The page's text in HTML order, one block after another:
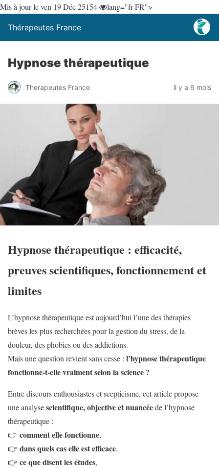
Mis à jour le ven 19 Déc 25154 lang="fr-FR">
Thérapeutes France
Hypnose thérapeutique
Therapeutes France il y a 6 mois
Hypnose thérapeutique : efficacité,
preuves scientifiques, fonctionnement et
limites
L’hypnose thérapeutique est aujourd’hui l’une des thérapies
brèves les plus recherchées pour la gestion du stress, de la
douleur, des phobies ou des addictions.
Mais une question revient sans cesse : l’hypnose thérapeutique
fonctionne-t-elle vraiment selon la science ?
Entre discours enthousiastes et scepticisme, cet article propose
une analysescientifique, objective et nuancéede l’hypnose
thérapeutique :
👉 comment elle fonctionne,
👉 dans quels cas elle est efficace,
👉 ce que disent les études,